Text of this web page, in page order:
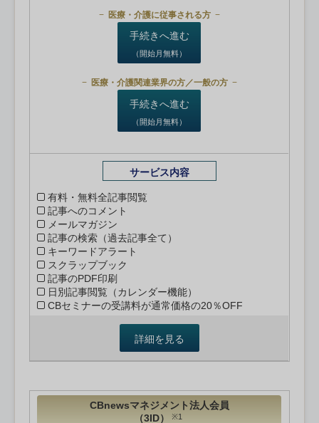
医療・介護に従事される方
手続きへ進む
（開始月無料）
医療・介護関連業界の方／一般の方
手続きへ進む
（開始月無料）
サービス内容
有料・無料全記事閲覧
記事へのコメント
メールマガジン
記事の検索（過去記事全て）
キーワードアラート
スクラップブック
記事のPDF印刷
日別記事閲覧（カレンダー機能）
CBセミナーの受講料が通常価格の20％OFF
詳細を見る
CBnewsマネジメント法人会員
（3ID）
※1